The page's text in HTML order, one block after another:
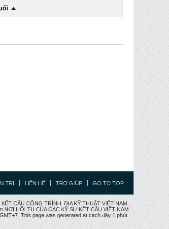
TRỊ LIÊN HỆ TRỢ GIÚP GO TO TOP
CẤU CÔNG TRÌNH, ĐỊA KỸ THUẬT VIỆT NAM.
NƠI HỘI TỤ CỦA CÁC KỸ SƯ KẾT CÂU VIỆT NAM
This page was generated at cách đây 1 phút.